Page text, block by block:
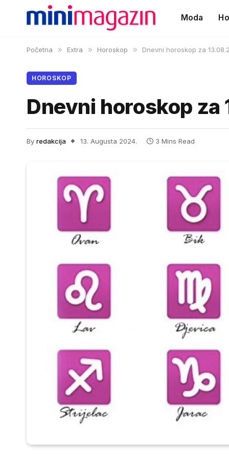
Moda
Početna » Extra » Horoskop » Dnevni horoskop za
HOROSKOP
Dnevni horoskop
By redakcija 13. Augusta 2024. 3 Mins Read